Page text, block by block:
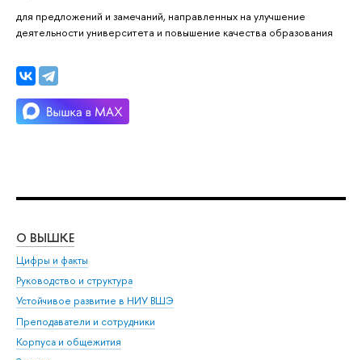
для предложений и замечаний, направленных на улучшение
деятельности университета и повышение качества образования
О ВЫШКЕ
Цифры и факты
Руководство и структура
Устойчивое развитие в НИУ ВШЭ
Преподаватели и сотрудники
Корпуса и общежития